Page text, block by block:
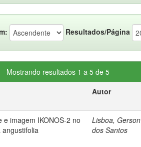
Resultados/Página
Mostrando resultados 1 a 5 de 5
Autor
imagem IKONOS-2 no
angustifolia
Lisboa, Gerson
dos Santos